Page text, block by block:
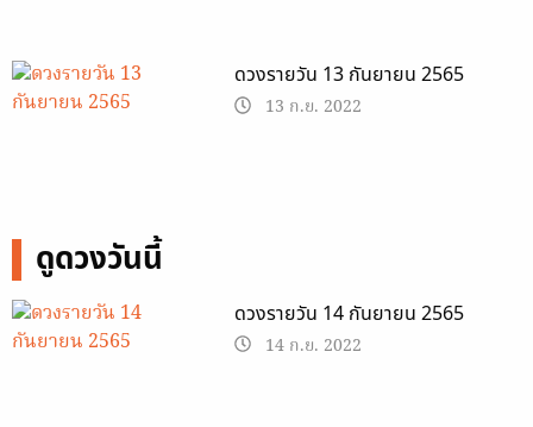
ดวงรายวัน 13 กันยายน 2565
13 ก.ย. 2022
ดูดวงวันนี้
ดวงรายวัน 14 กันยายน 2565
14 ก.ย. 2022